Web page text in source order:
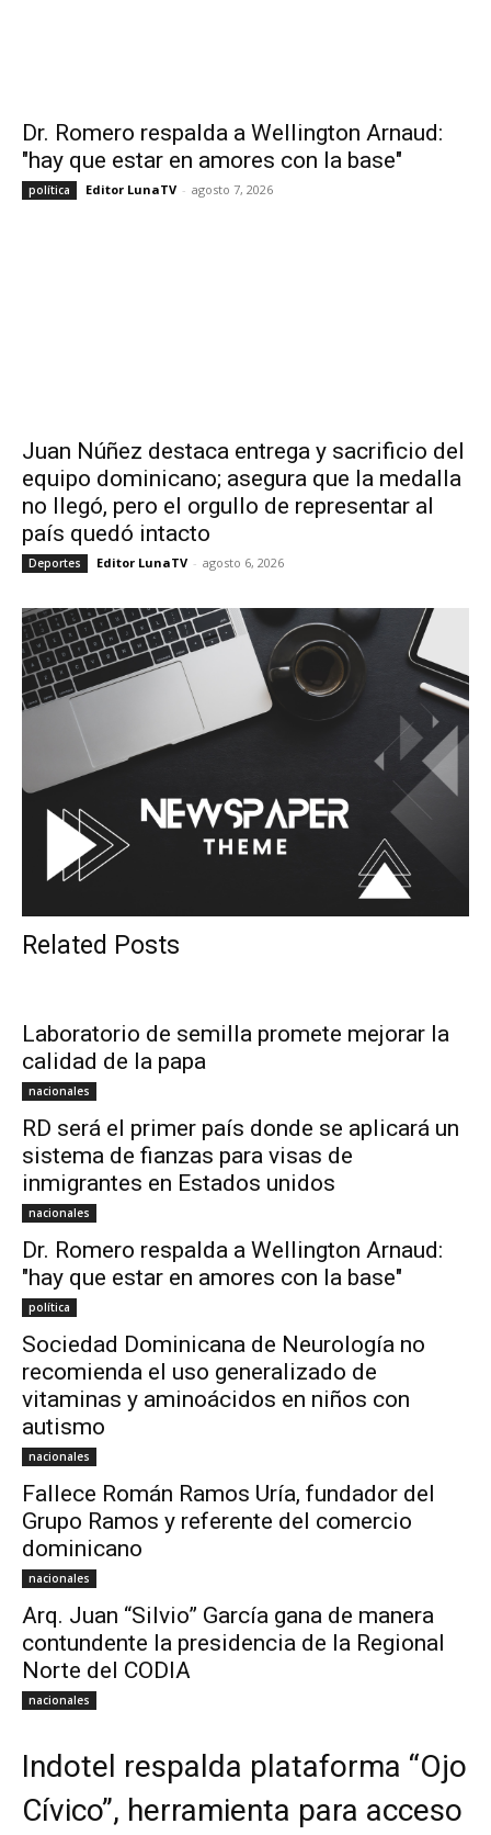
Dr. Romero respalda a Wellington Arnaud:
"hay que estar en amores con la base"
política Editor LunaTV - agosto 7, 2026
Juan Núñez destaca entrega y sacrificio del
equipo dominicano; asegura que la medalla
no llegó, pero el orgullo de representar al
país quedó intacto
Deportes Editor LunaTV - agosto 6, 2026
Related Posts
Laboratorio de semilla promete mejorar la
calidad de la papa
nacionales
RD será el primer país donde se aplicará un
sistema de fianzas para visas de
inmigrantes en Estados unidos
nacionales
Dr. Romero respalda a Wellington Arnaud:
"hay que estar en amores con la base"
política
Sociedad Dominicana de Neurología no
recomienda el uso generalizado de
vitaminas y aminoácidos en niños con
autismo
nacionales
Fallece Román Ramos Uría, fundador del
Grupo Ramos y referente del comercio
dominicano
nacionales
Arq. Juan “Silvio” García gana de manera
contundente la presidencia de la Regional
Norte del CODIA
nacionales
Indotel respalda plataforma “Ojo
Cívico”, herramienta para acceso